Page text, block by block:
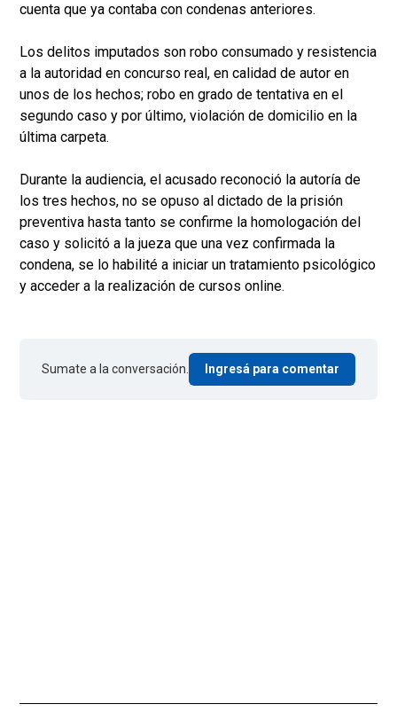
cuenta que ya contaba con condenas anteriores.
Los delitos imputados son robo consumado y resistencia
a la autoridad en concurso real, en calidad de autor en
unos de los hechos; robo en grado de tentativa en el
segundo caso y por último, violación de domicilio en la
última carpeta.
Durante la audiencia, el acusado reconoció la autoría de
los tres hechos, no se opuso al dictado de la prisión
preventiva hasta tanto se confirme la homologación del
caso y solicitó a la jueza que una vez confirmada la
condena, se lo habilité a iniciar un tratamiento psicológico
y acceder a la realización de cursos online.
Sumate a la conversación. Ingresá para comentar